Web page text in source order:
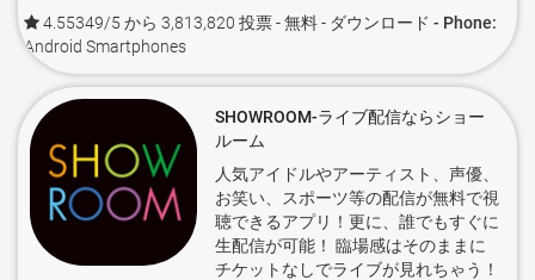
4.55349/5 から 3,813,820 投票- 無料 - ダウンロード - Phone:
Android Smartphones
SHOWROOM-ライブ配信ならショー
ルーム
人気アイドルやアーティスト、声優、
お笑い、スポーツ等の配信が無料で視
聴できるアプリ！更に、誰でもすぐに
生配信が可能！ 臨場感はそのままに
チケットなしでライブが見れちゃう！